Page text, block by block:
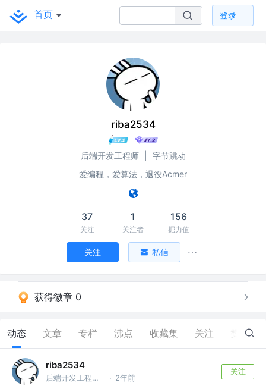
首页 登录
riba2534
后端开发工程师
字节跳动
爱编程，爱算法，退役Acmer
37
关注
1
关注者
156
掘力值
关注 私信
获得徽章 0
动态 文章 专栏 沸点 收藏集 关注 4
riba2534
后端开发工程师 @字节跳动 · 2年前
关注